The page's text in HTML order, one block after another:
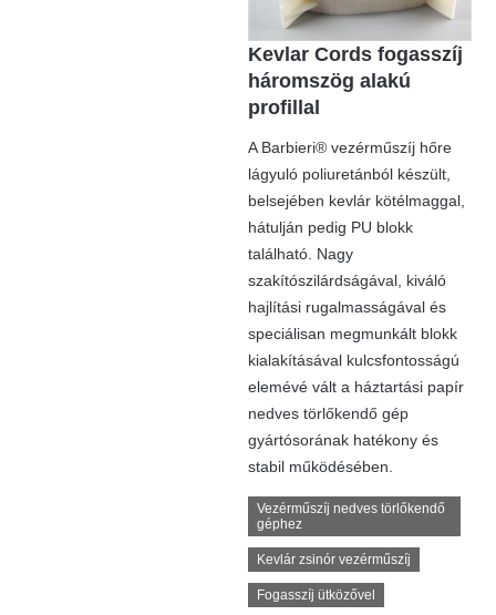
Kevlar Cords fogasszíj
háromszög alakú
profillal
A Barbieri® vezérműszíj hőre
lágyuló poliuretánból készült,
belsejében kevlár kötélmaggal,
hátulján pedig PU blokk
található. Nagy
szakítószilárdságával, kiváló
hajlítási rugalmasságával és
speciálisan megmunkált blokk
kialakításával kulcsfontosságú
elemévé vált a háztartási papír
nedves törlőkendő gép
gyártósorának hatékony és
stabil működésében.
Vezérműszíj nedves törlőkendő
géphez
Kevlár zsinór vezérműszíj
Fogasszíj ütközővel